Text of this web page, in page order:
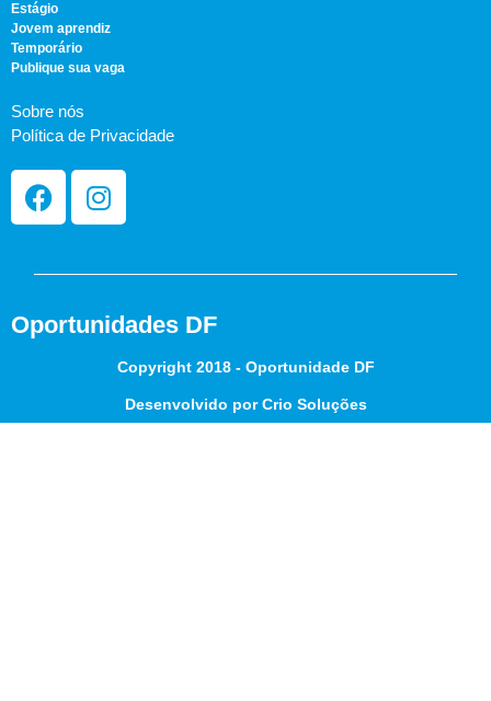
Estágio
Jovem aprendiz
Temporário
Publique sua vaga
Sobre nós
Política de Privacidade
Oportunidades DF
Copyright 2018 - Oportunidade DF
Desenvolvido por Crio Soluções